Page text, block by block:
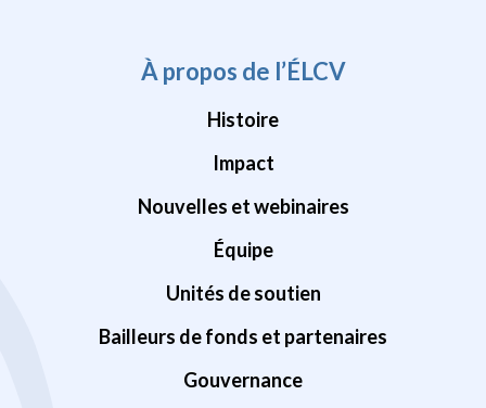
À propos de l’ÉLCV
Histoire
Impact
Nouvelles et webinaires
Équipe
Unités de soutien
Bailleurs de fonds et partenaires
Gouvernance